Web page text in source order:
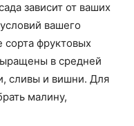
зависит от ваших
вашего
фруктовых
в средней
сливы и вишни. Для
малину,